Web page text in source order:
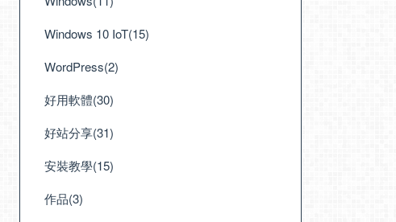
Windows 10 IoT(15)
WordPress(2)
好用軟體(30)
好站分享(31)
安裝教學(15)
作品(3)